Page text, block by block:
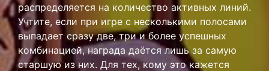
распределяется на количество активных линий.
Учтите, если при игре с несколькими полосами
выпадает сразу две, три и более успешных
комбинацией, награда даётся лишь за самую
старшую из них. Для тех, кому это кажется